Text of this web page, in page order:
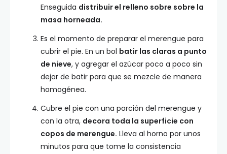
Enseguida distribuir el relleno sobre sobre la
masa horneada.
Es el momento de preparar el merengue para
cubrir el pie. En un bol batir las claras a punto
de nieve, y agregar el azúcar poco a poco sin
dejar de batir para que se mezcle de manera
homogénea.
Cubre el pie con una porción del merengue y
con la otra, decora toda la superficie con
copos de merengue. Lleva al horno por unos
minutos para que tome la consistencia